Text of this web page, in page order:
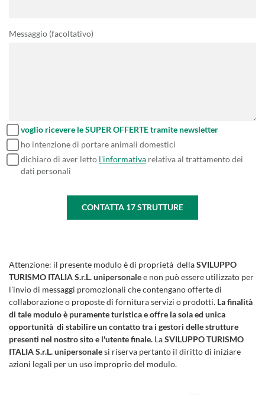
Messaggio (facoltativo)
voglio ricevere le SUPER OFFERTE tramite newsletter
ho intenzione di portare animali domestici
dichiaro di aver letto l'informativa relativa al trattamento dei
dati personali
CONTATTA 17STRUTTURE
Attenzione: il presente modulo è di proprietà dellaSVILUPPO
TURISMO ITALIA S.r.L. unipersonalee non può essere utilizzato per
l'invio di messaggi promozionali che contengano offerte di
collaborazione o proposte di fornitura servizi o prodotti. La finalità
di tale modulo è puramente turistica e offre la sola ed unica
opportunità di stabilire un contatto tra i gestori delle strutture
presenti nel nostro sito e l'utente finale. LaSVILUPPO TURISMO
ITALIA S.r.L. unipersonalesi riserva pertanto il diritto di iniziare
azioni legali per un uso improprio del modulo.